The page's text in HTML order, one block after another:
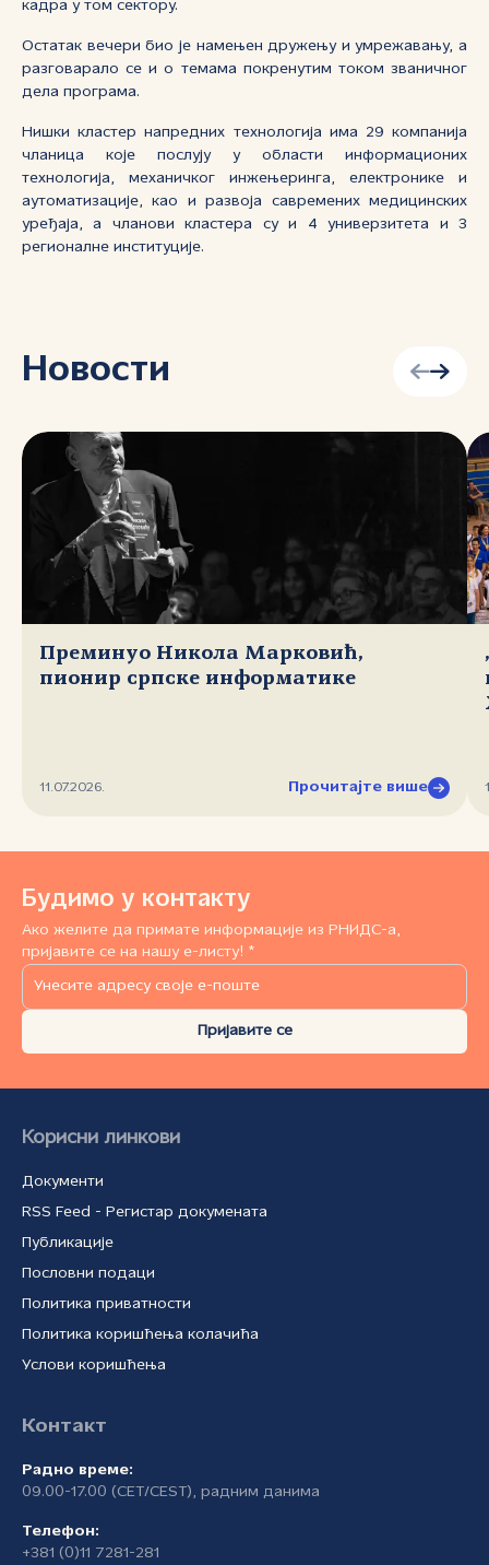
кадра у том сектору.
Остатак вечери био је намењен дружењу и умрежавању, а
разговарало се и о темама покренутим током званичног
дела програма.
Нишки кластер напредних технологија има 29 компанија
чланица које послују у области информационих
технологија, механичког инжењеринга, електронике и
аутоматизације, као и развоја савремених медицинских
уређаја, а чланови кластера су и 4 универзитета и 3
регионалне институције.
Новости
Преминуо Никола Марковић,
пионир српске информатике
11.07.2026. Прочитајте више
Будимо у контакту
Ако желите да примате информације из РНИДС-а,
пријавите се на нашу е-листу! *
Пријавите се
Корисни линкови
Документи
RSS Feed - Регистар докумената
Публикације
Пословни подаци
Политика приватности
Политика коришћења колачића
Услови коришћења
Контакт
Радно време:
09.00-17.00 (CET/CEST), радним данима
Телефон:
+381 (0)11 7281-281